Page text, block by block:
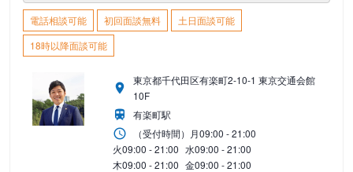
電話相談可能 初回面談無料
土日面談可能
18時以降面談可能
東京都千代田区有楽町2-10-1 東京交通会館
10F
有楽町駅
（受付時間） 月09:00 - 21:00
火09:00 - 21:00 水09:00 - 21:00
木09:00 - 21:00 金09:00 - 21:00